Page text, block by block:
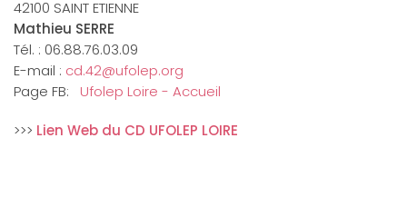
42100 SAINT ETIENNE
Mathieu SERRE
Tél. : 06.88.76.03.09
E-mail : cd.42@ufolep.org
Page FB: Ufolep Loire - Accueil
>>> Lien Web du CD UFOLEP LOIRE